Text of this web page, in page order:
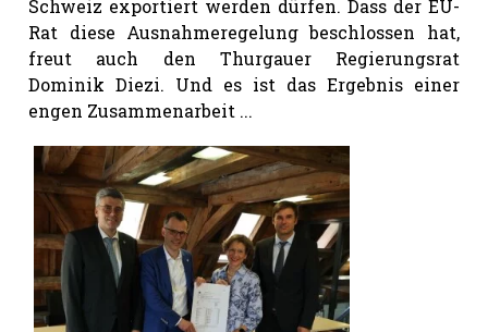
Mitteilungen
Schweiz exportiert werden dürfen. Dass der EU-
Rat diese Ausnahmeregelung beschlossen hat,
freut auch den Thurgauer Regierungsrat
Dominik Diezi. Und es ist das Ergebnis einer
engen Zusammenarbeit ...